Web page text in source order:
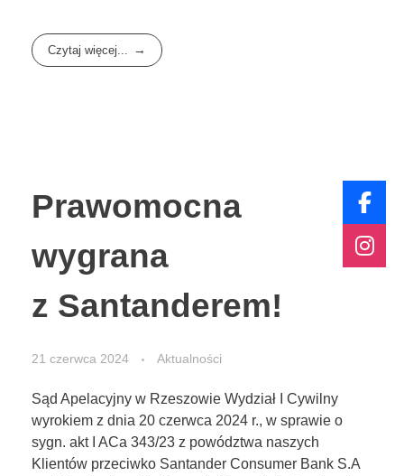
Czytaj więcej...
Prawomocna
wygrana
z Santanderem!
21 czerwca 2024 Aktualności
Sąd Apelacyjny w Rzeszowie Wydział I Cywilny
wyrokiem z dnia 20 czerwca 2024 r., w sprawie o
sygn. akt I ACa 343/23 z powództwa naszych
Klientów przeciwko Santander Consumer Bank S.A